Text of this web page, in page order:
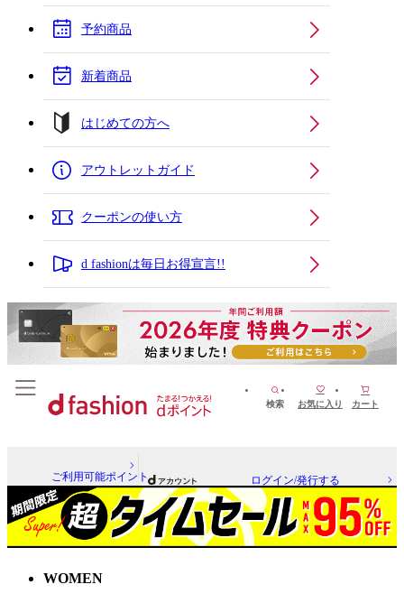
予約商品
新着商品
はじめての方へ
アウトレットガイド
クーポンの使い方
d fashionは毎日お得宣言!!
検索 お気に入り カート
ご利用可能ポイント ログイン/発行する
WOMEN